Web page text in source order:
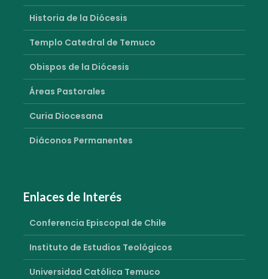
Historia de la Diócesis
Templo Catedral de Temuco
Obispos de la Diócesis
Áreas Pastorales
Curia Diocesana
Diáconos Permanentes
Enlaces de Interés
Conferencia Episcopal de Chile
Instituto de Estudios Teológicos
Universidad Católica Temuco